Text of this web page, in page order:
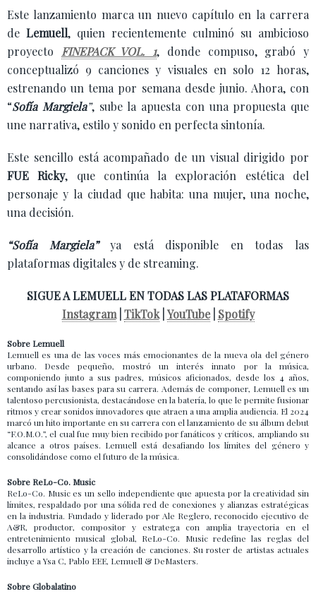
Este lanzamiento marca un nuevo capítulo en la carrera
de Lemuell, quien recientemente culminó su ambicioso
proyecto
FINEPACK VOL. 1, donde compuso, grabó y
conceptualizó 9 canciones y visuales en solo 12 horas,
estrenando un tema por semana desde junio. Ahora, con
“Sofía Margiela”, sube la apuesta con una propuesta que
une narrativa, estilo y sonido en perfecta sintonía.
Este sencillo está acompañado de un visual dirigido por
FUE Ricky, que continúa la exploración estética del
personaje y la ciudad que habita: una mujer, una noche,
una decisión.
“Sofía Margiela”
ya está disponible en todas las
plataformas digitales y de streaming.
SIGUE A LEMUELL EN TODAS LAS PLATAFORMAS
Instagram| TikTok| YouTube| Spotify
Sobre Lemuell
Lemuell es una de las voces más emocionantes de la nueva ola del género
urbano. Desde pequeño, mostró un interés innato por la música,
componiendo junto a sus padres, músicos aficionados, desde los 4 años,
sentando así las bases para su carrera. Además de componer, Lemuell es un
talentoso percusionista, destacándose en la batería, lo que le permite fusionar
ritmos y crear sonidos innovadores que atraen a una amplia audiencia. El 2024
marcó un hito importante en su carrera con el lanzamiento de su álbum debut
“F.O.M.O.”, el cual fue muy bien recibido por fanáticos y críticos, ampliando su
alcance a otros países. Lemuell está desafiando los límites del género y
consolidándose como el futuro de la música.
Sobre ReLo-Co. Music
ReLo-Co. Music es un sello independiente que apuesta por la creatividad sin
límites, respaldado por una sólida red de conexiones y alianzas estratégicas
en la industria. Fundado y liderado por Ale Reglero, reconocido ejecutivo de
A&R, productor, compositor y estratega con amplia trayectoria en el
entretenimiento musical global, ReLo-Co. Music redefine las reglas del
desarrollo artístico y la creación de canciones. Su roster de artistas actuales
incluye a Ysa C, Pablo EEE, Lemuell & DeMasters.
Sobre Globalatino